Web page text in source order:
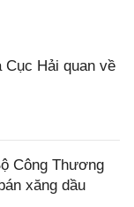
Cục Hải quan về
Công Thương
xăng dầu